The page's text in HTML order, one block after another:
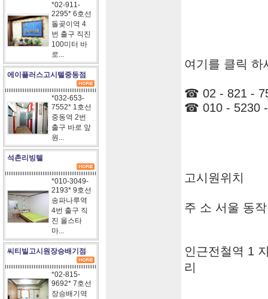
*02-911-
2295* 6호선
돌곶이역 4
번 출구 직진
100미터 바
로...
에이플러스고시텔중동점
*032-653-
7552* 1호선
중동역 2번
출구 바로 앞
원...
석촌리빙텔
*010-3049-
2193* 9호선
송파나루역
4번 출구 직
진 올스타
마...
씨티빌고시원장승배기점
*02-815-
9692* 7호선
장승배기역
여기를 클릭 하
☎ 02 - 821 -
☎ 010 - 5230
고시원위치
주 소 서울 동
인근전철역 1
리